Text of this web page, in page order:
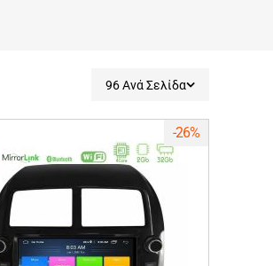
96 Ανά Σελίδα
-26%